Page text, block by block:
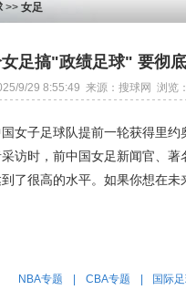
>> 女足
足搞"政绩足球" 要彻
9/29 8:55:49 来源：搜球网 浏览
女子足球队提前一轮获得里
访时，前中国女足新闻官、
了很高的水平。如果你想在
NBA专题 CBA专题 国际